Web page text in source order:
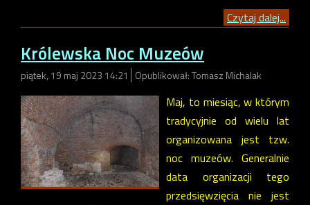
Czytaj dalej...
Królewska Noc Muzeów
piątek, 19 maj 2023 14:21 Opublikował: Tomasz Michalak
Maj, to miesiąc, w którym
tradycyjnie od wielu lat
organizowana jest tzw.
noc muzeów. Generalnie
data organizacji tego
przedsięwzięcia nie jest